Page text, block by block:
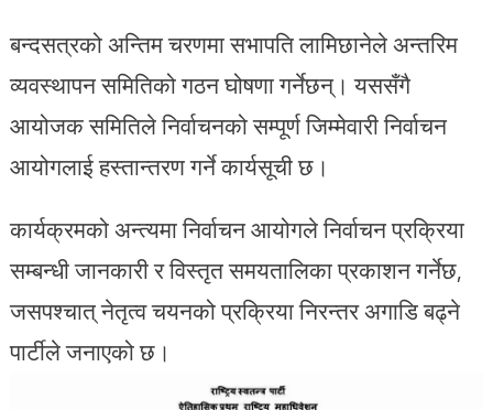
बन्दसत्रको अन्तिम चरणमा सभापति लामिछानेले अन्तरिम
व्यवस्थापन समितिको गठन घोषणा गर्नेछन्। यससँगै
आयोजक समितिले निर्वाचनको सम्पूर्ण जिम्मेवारी निर्वाचन
आयोगलाई हस्तान्तरण गर्ने कार्यसूची छ।
कार्यक्रमको अन्त्यमा निर्वाचन आयोगले निर्वाचन प्रक्रिया
सम्बन्धी जानकारी र विस्तृत समयतालिका प्रकाशन गर्नेछ,
जसपश्चात् नेतृत्व चयनको प्रक्रिया निरन्तर अगाडि बढ्ने
पार्टीले जनाएको छ।